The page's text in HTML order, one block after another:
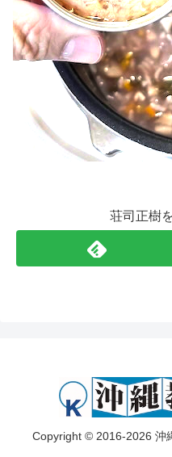
荘司正樹
Copyright © 2016-2026 沖